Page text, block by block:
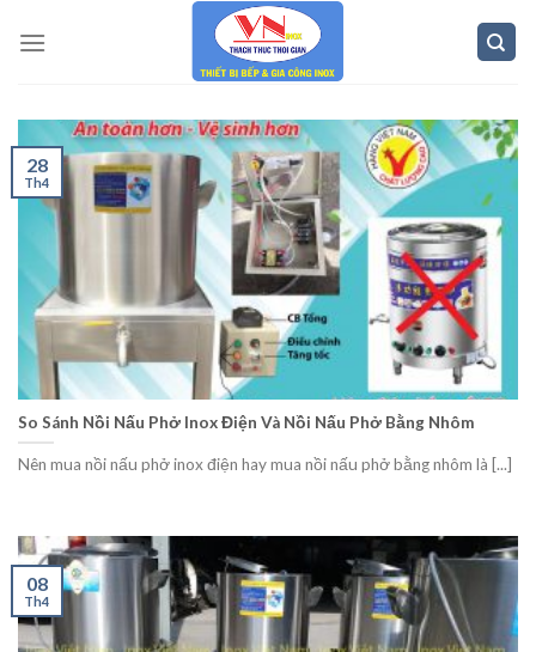
So Sánh Nồi Nấu Phở Inox Điện Và Nồi Nấu Phở Bằng Nhôm
Nên mua nồi nấu phở inox điện hay mua nồi nấu phở bằng nhôm là [...]
28
Th4
08
Th4